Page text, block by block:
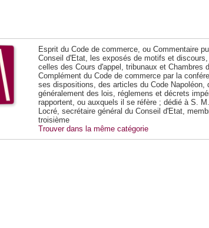
Esprit du Code de commerce, ou Commentaire
Conseil d'Etat, les exposés de motifs et
celles des Cours d'appel, tribunaux et Chambres
Complément du Code de commerce par la
ses dispositions, des articles du Code Napoléon,
généralement des lois, réglemens et décrets
rapportent, ou auxquels il se réfère ; dédié à S.
Locré, secrétaire général du Conseil d'Etat,
troisième
Trouver dans la même catégorie